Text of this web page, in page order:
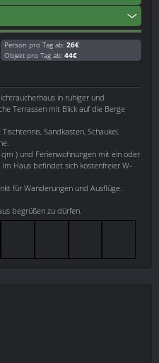
Person pro Tag ab: 26€
Objekt pro Tag ab: 44€
in ruhiger und
Terrassen mit Blick auf die Berge
Sandkasten, Schaukel,
) und Ferienwohnungen mit ein oder
Haus befindet sich kostenfreier W-
für Wanderungen und Ausflüge.
begrüßen zu dürfen.